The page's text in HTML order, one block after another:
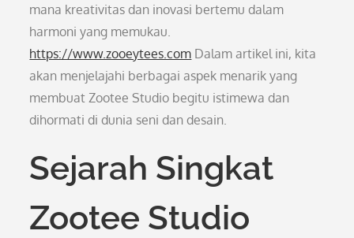
mana kreativitas dan inovasi bertemu dalam
harmoni yang memukau.
https://www.zooeytees.com Dalam artikel ini, kita
akan menjelajahi berbagai aspek menarik yang
membuat Zootee Studio begitu istimewa dan
dihormati di dunia seni dan desain.
Sejarah Singkat
Zootee Studio